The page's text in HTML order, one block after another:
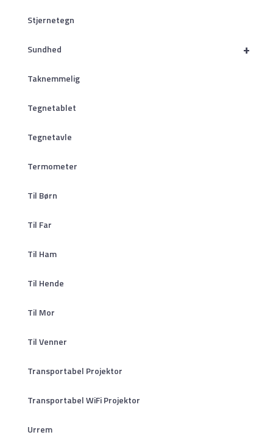
Stjernetegn
+
Sundhed
Taknemmelig
Tegnetablet
Tegnetavle
Termometer
Til Børn
Til Far
Til Ham
Til Hende
Til Mor
Til Venner
Transportabel Projektor
Transportabel WiFi Projektor
Urrem